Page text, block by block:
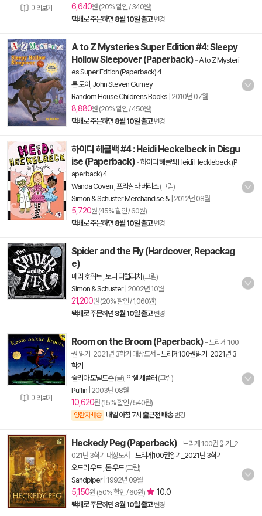
미리보기 6,640원 (20% 할인 / 340원)
택배로 주문하면 8월 10일 출고 변경
A to Z Mysteries Super Edition #4: Sleepy
Hollow Sleepover (Paperback) -A to Z Mysteri
es Super Edition (Paperback) 4
론 로이 John Steven Gurney
Random House Childrens Books 2010년 07월
8,880원 (20% 할인 / 450원)
택배로 주문하면 8월 10일 출고 변경
하이디 헤클백 #4 : Heidi Heckelbeck in Disgu
ise (Paperback) -하이디 헤클백 Heidi Hecklebeck (P
aperback) 4
Wanda Coven 프리실라 버리스(그림)
Simon & Schuster Merchandise &| 2012년 08월
5,720원 (45% 할인 / 60원)
택배로 주문하면 8월 10일 출고 변경
Spider and the Fly (Hardcover, Repackag
e)
메리 호위트, 토니 디털리치 (그림)
Simon & Schuster| 2002년 10월
21,200원 (20% 할인 / 1,060원)
택배로 주문하면 8월 10일 출고 변경
미리보기
Room on the Broom (Paperback) - 느리게 100
권 읽기_2021년 3학기 대상도서 -느리게100권읽기_2021년 3
학기
줄리아 도널드슨(글), 악셀 셰플러 (그림)
Puffin 2003년 08월
10,620원 (15% 할인 / 540원)
양탄자배송 내일 아침 7시 출근전 배송 변경
Heckedy Peg (Paperback) - 느리게 100권 읽기_2
021년 3학기 대상도서 -느리게100권읽기_2021년 3학기
오드리 우드, 돈 우드(그림)
Sandpiper| 1992년 09월
5,150원 (50% 할인 / 60원) 10.0
택배로 주문하면 8월 10일 출고 변경